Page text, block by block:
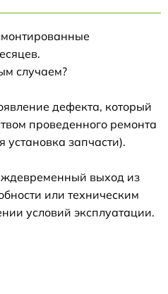
случаем?
дефекта, который
проведенного ремонта
запчасти).
выход из
или техническим
условий эксплуатации.